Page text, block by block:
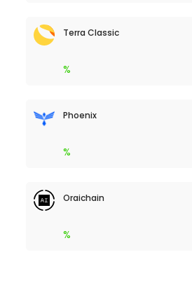
Terra Classic
%
Phoenix
%
Oraichain
%